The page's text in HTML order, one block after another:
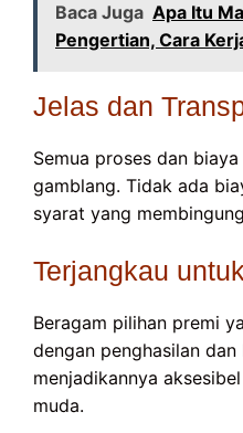
Baca Juga Apa Itu
Pengertian, Cara
Jelas dan
Semua proses dan
gamblang. Tidak ada
syarat yang
Terjangkau
Beragam pilihan premi
dengan penghasilan dan
menjadikannya
muda.